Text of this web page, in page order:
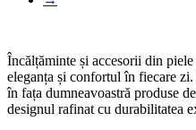
Încălțăminte și accesorii din
eleganța și confortul în fiecare
în fața dumneavoastră produse
designul rafinat cu durabilitatea